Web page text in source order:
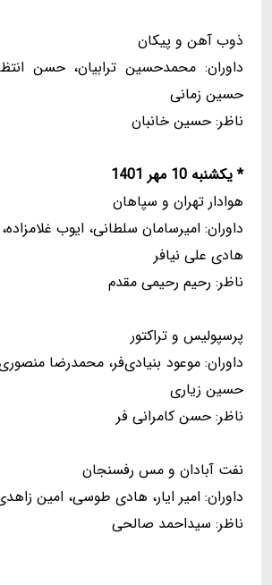
ذوب آهن و پیکان
داوران: محمدحسین ترابیان، حسن
حسین زمانی
ناظر: حسین خانبان
* یکشنبه 10 مهر 1401
هوادار تهران و سپاهان
داوران: امیرسامان سلطانی، ایوب
هادی علی نیافر
ناظر: رحیم رحیمی مقدم
پرسپولیس و تراکتور
داوران: موعود بنیادی‌فر، محمدرضا
حسین زیاری
ناظر: حسن کامرانی فر
نفت آبادان و مس رفسنجان
داوران: امیر ایار، هادی طوسی، امین
ناظر: سیداحمد صالحی